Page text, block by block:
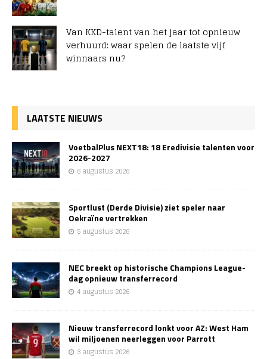
Van KKD-talent van het jaar tot opnieuw
verhuurd: waar spelen de laatste vijf
winnaars nu?
LAATSTE NIEUWS
VoetbalPlus NEXT18: 18 Eredivisie talenten voor
2026-2027
6 augustus 2026
Sportlust (Derde Divisie) ziet speler naar
Oekraïne vertrekken
5 augustus 2026
NEC breekt op historische Champions League-
dag opnieuw transferrecord
4 augustus 2026
Nieuw transferrecord lonkt voor AZ: West Ham
wil miljoenen neerleggen voor Parrott
3 augustus 2026